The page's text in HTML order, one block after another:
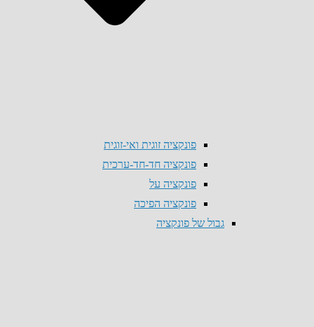
פונקציה זוגית ואי-זוגית
פונקציה חד-חד-ערכית
פונקציה על
פונקציה הפיכה
גבול של פונקציה